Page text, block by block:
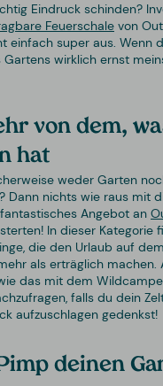
Eindruck schinden?
Feuerschale von
einfach super aus. Wenn
Gartens wirklich ernst
von dem,
hat
weder Garten
Dann nichts wie raus mit
Angebot an
In dieser Kategorie
die den Urlaub auf
als erträglich
das mit dem
falls du dein
aufzuschlagen gedenkst!
deinen